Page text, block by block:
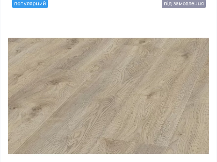
популярний під замовлення